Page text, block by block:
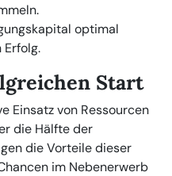
optimal
Start
Einsatz von Ressourcen
die Hälfte der
die Vorteile dieser
im Nebenerwerb